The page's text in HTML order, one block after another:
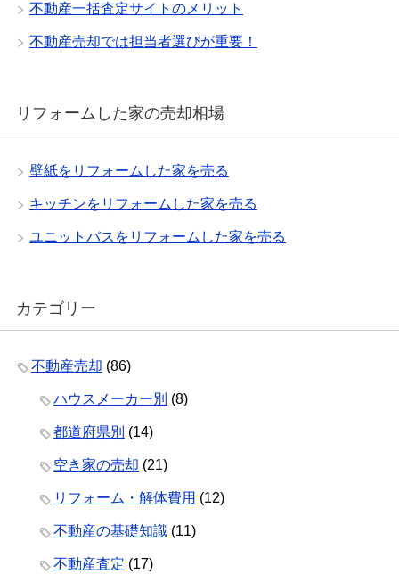
不動産一括査定サイトのメリット
不動産売却では担当者選びが重要！
リフォームした家の売却相場
壁紙をリフォームした家を売る
キッチンをリフォームした家を売る
ユニットバスをリフォームした家を売る
カテゴリー
不動産売却 (86)
ハウスメーカー別 (8)
都道府県別 (14)
空き家の売却 (21)
リフォーム・解体費用 (12)
不動産の基礎知識 (11)
不動産査定 (17)